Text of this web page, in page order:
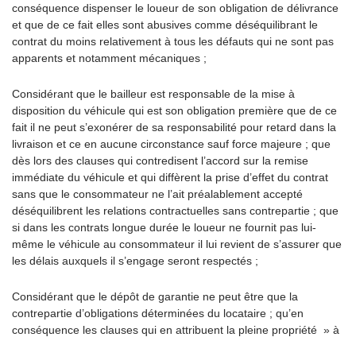
conséquence dispenser le loueur de son obligation de délivrance
et que de ce fait elles sont abusives comme déséquilibrant le
contrat du moins relativement à tous les défauts qui ne sont pas
apparents et notamment mécaniques ;
Considérant que le bailleur est responsable de la mise à
disposition du véhicule qui est son obligation première que de ce
fait il ne peut s’exonérer de sa responsabilité pour retard dans la
livraison et ce en aucune circonstance sauf force majeure ; que
dès lors des clauses qui contredisent l’accord sur la remise
immédiate du véhicule et qui diffèrent la prise d’effet du contrat
sans que le consommateur ne l’ait préalablement accepté
déséquilibrent les relations contractuelles sans contrepartie ; que
si dans les contrats longue durée le loueur ne fournit pas lui-
même le véhicule au consommateur il lui revient de s’assurer que
les délais auxquels il s’engage seront respectés ;
Considérant que le dépôt de garantie ne peut être que la
contrepartie d’obligations déterminées du locataire ; qu’en
conséquence les clauses qui en attribuent la pleine propriété » à